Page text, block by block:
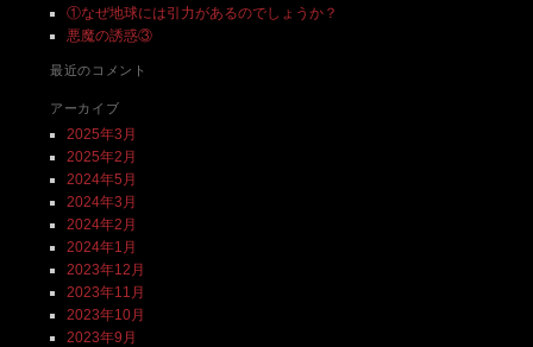
①なぜ地球には引力があるのでしょうか？
悪魔の誘惑③
最近のコメント
アーカイブ
2025年3月
2025年2月
2024年5月
2024年3月
2024年2月
2024年1月
2023年12月
2023年11月
2023年10月
2023年9月